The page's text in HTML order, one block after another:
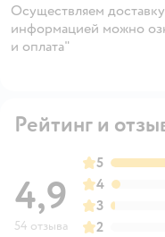
Осуществляем
информацией можно
и оплата"
Рейтинг и
4,9
54 отзыва
5
4
3
2